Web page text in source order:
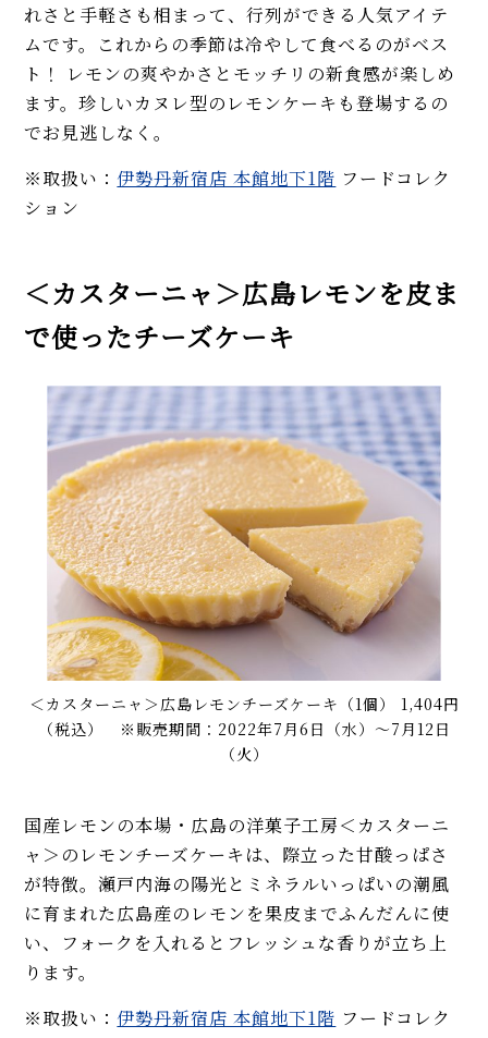
れさと手軽さも相まって、行列ができる人気アイテ
ムです。これからの季節は冷やして食べるのがベス
ト！ レモンの爽やかさとモッチリの新食感が楽しめ
ます。珍しいカヌレ型のレモンケーキも登場するの
でお見逃しなく。
※取扱い： 伊勢丹新宿店 本館地下1階 フードコレク
ション
＜カスターニャ＞広島レモンを皮ま
で使ったチーズケーキ
＜カスターニャ＞広島レモンチーズケーキ（1個） 1,404円
（税込） ※販売期間：2022年7月6日（水）～7月12日
（火）
国産レモンの本場・広島の洋菓子工房＜カスターニ
ャ＞のレモンチーズケーキは、際立った甘酸っぱさ
が特徴。瀬戸内海の陽光とミネラルいっぱいの潮風
に育まれた広島産のレモンを果皮までふんだんに使
い、フォークを入れるとフレッシュな香りが立ち上
ります。
※取扱い： 伊勢丹新宿店 本館地下1階 フードコレク